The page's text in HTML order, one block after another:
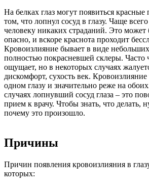
На белках глаз могут появиться
том, что лопнул сосуд в глазу. Чаще
человеку никаких страданий. Это может
опасно, и вскоре краснота проходит
Кровоизлияние бывает в виде
полностью покрасневшей склеры. Часто
ощущает, но в некоторых случаях
дискомфорт, сухость век.
одном глазу и значительно реже на
случаях лопнувший сосуд глаза – это
прием к врачу. Чтобы знать, что делать,
почему это произошло.
Причины
Причин появления кровоизлияния в
которых: